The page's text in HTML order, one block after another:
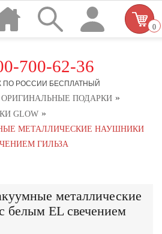
700-62-36
ПО РОССИИ БЕСПЛАТНЫЙ
0
ОРИГИНАЛЬНЫЕ ПОДАРКИ »
GLOW »
МЕТАЛЛИЧЕСКИЕ НАУШНИКИ
ГИЛЬЗА
металлические
белым EL свечением